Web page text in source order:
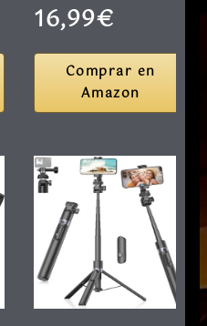
16,99€
Comprar en
Amazon